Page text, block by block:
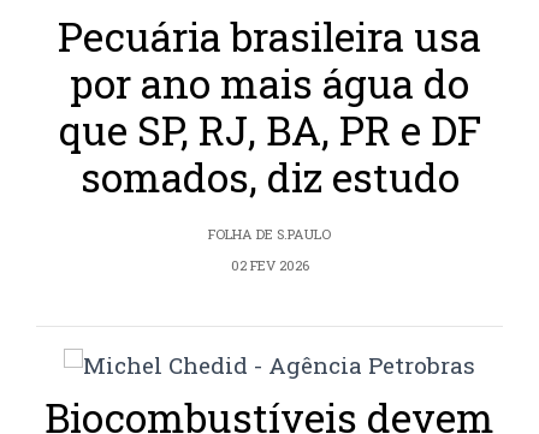
Pecuária brasileira usa
por ano mais água do
que SP, RJ, BA, PR e DF
somados, diz estudo
FOLHA DE S.PAULO
02 FEV 2026
Biocombustíveis devem